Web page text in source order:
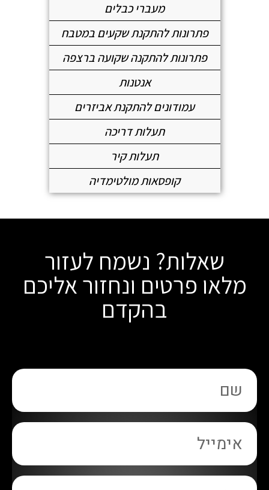
מעברי כבלים
פתרונות להתקנת שקעים במטבח
פתרונות להתקנה שקועה ברצפה
אנטנות
עמודונים להתקנת אביזרים
תעלות דריכה
תעלות קיר
קופסאות מולטימדיה
שאלות? נשמח לעזור
מלאו פרטים ונחזור אליכם
בהקדם